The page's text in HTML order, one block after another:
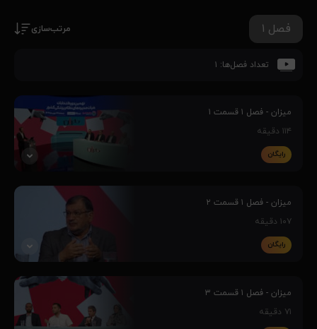
فصل ۱ مرتب‌سازی
تعداد فصل‌ها: ۱
میزان - فصل ۱ قسمت ۱
۱۱۴ دقیقه
رایگان
مناظره‌ و گفتگو پیرامون انتخابات هیأت‌مدیره‌ سازمان نظام پزشکی کشور با
مشارکت طیف‌های مختلف انتخاباتی جامعه پزشکی.
میزان - فصل ۱ قسمت ۲
۱۰۷ دقیقه
رایگان
مناظره‌ و گفتگو پیرامون انتخابات هیأت‌مدیره‌ سازمان نظام پزشکی کشور با
مشارکت طیف‌های مختلف انتخاباتی جامعه پزشکی.
میزان - فصل ۱ قسمت ۳
۷۱ دقیقه